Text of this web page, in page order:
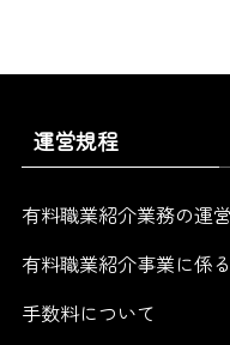
運営規程
有料職業紹介業務の運
有料職業紹介事業に係
手数料について